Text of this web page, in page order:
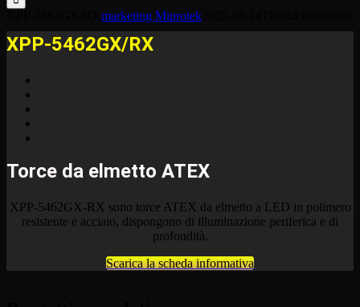
marketing Miprotek
XPP-5462GX/RX
Torce da elmetto ATEX
XPP-5462GX-RX sono torce ATEX da elmetto a LED in polimero
resistente e acciaio, dispongono di illuminazione periferica e di
profondità.
Scarica la scheda informativa